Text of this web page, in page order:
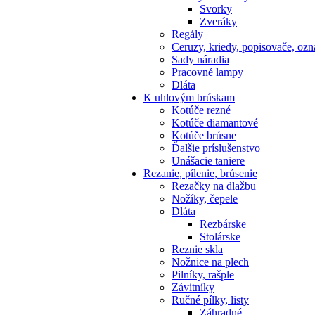
Svorky
Zveráky
Regály
Ceruzy, kriedy, popisovače,
Sady náradia
Pracovné lampy
Dláta
K uhlovým brúskam
Kotúče rezné
Kotúče diamantové
Kotúče brúsne
Ďalšie príslušenstvo
Unášacie taniere
Rezanie, pílenie, brúsenie
Rezačky na dlažbu
Nožíky, čepele
Dláta
Rezbárske
Stolárske
Reznie skla
Nožnice na plech
Pilníky, rašple
Závitníky
Ručné pílky, listy
Záhradné